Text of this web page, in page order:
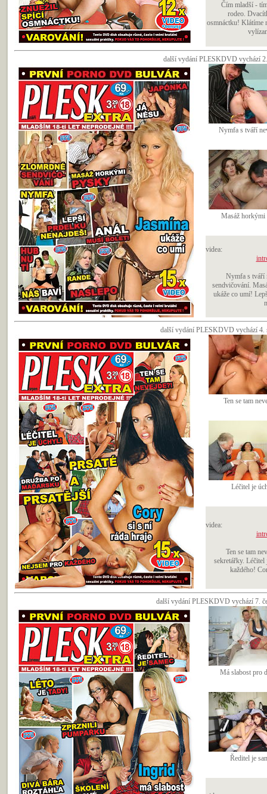
Čím mladší -
rodeo.
osmnáctku! Klátíme
další vydání PLESKDVD vychází
Nymfa s tváří
Masáž horkými
videa:
Nymfa s tváří
sendvičování.
ukáže co umí!
další vydání PLESKDVD vychází 4.
Ten se tam
Léčitel je
videa:
Ten se tam
sekretářky.
každého!
další vydání PLESKDVD vychází 7.
Má slabost pro
Ředitel je